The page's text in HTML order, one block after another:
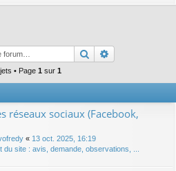
c
Rechercher
• Page 1 sur 1
réseaux sociaux (Facebook,
« 13 oct. 2025, 16:19
du site : avis, demande, observations, ...